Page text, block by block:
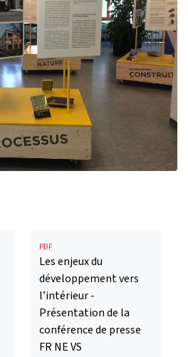
PDF
Les enjeux du
développement vers
l’intérieur -
Présentation de la
conférence de presse
FR NE VS